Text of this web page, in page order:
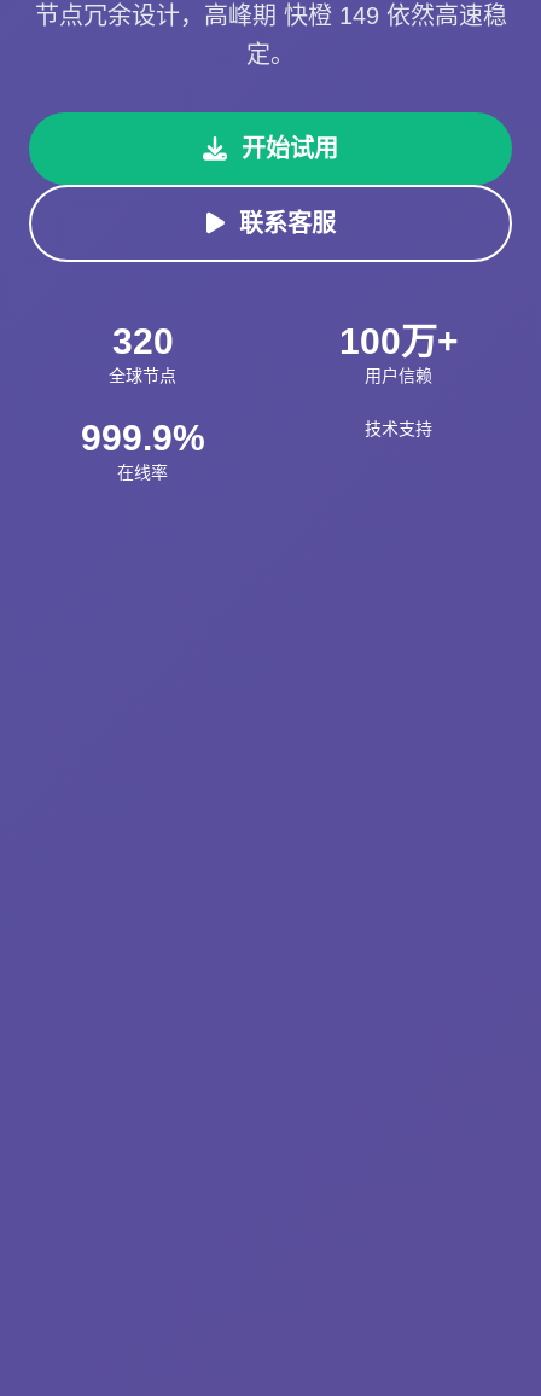
节点冗余设计，高峰期 快橙 149 依然高速稳
定。
开始试用
联系客服
320
全球节点
100万+
用户信赖
999.9%
在线率
技术支持